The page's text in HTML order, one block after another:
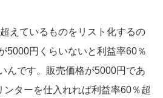
えているものをリスト化するの
5000円くらいないと利益率60％
んです。販売価格が5000円であ
ンターを仕入れれば利益率60％超